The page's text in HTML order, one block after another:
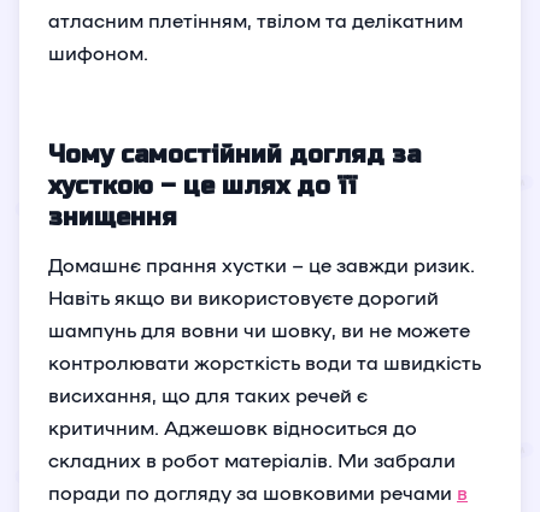
атласним плетінням, твілом та делікатним
шифоном.
Чому самостійний догляд за
хусткою – це шлях до її
знищення
Домашнє прання хустки – це завжди ризик.
Навіть якщо ви використовуєте дорогий
шампунь для вовни чи шовку, ви не можете
контролювати жорсткість води та швидкість
висихання, що для таких речей є
критичним. Аджешовк відноситься до
складних в робот матеріалів. Ми забрали
поради по догляду за шовковими речами в